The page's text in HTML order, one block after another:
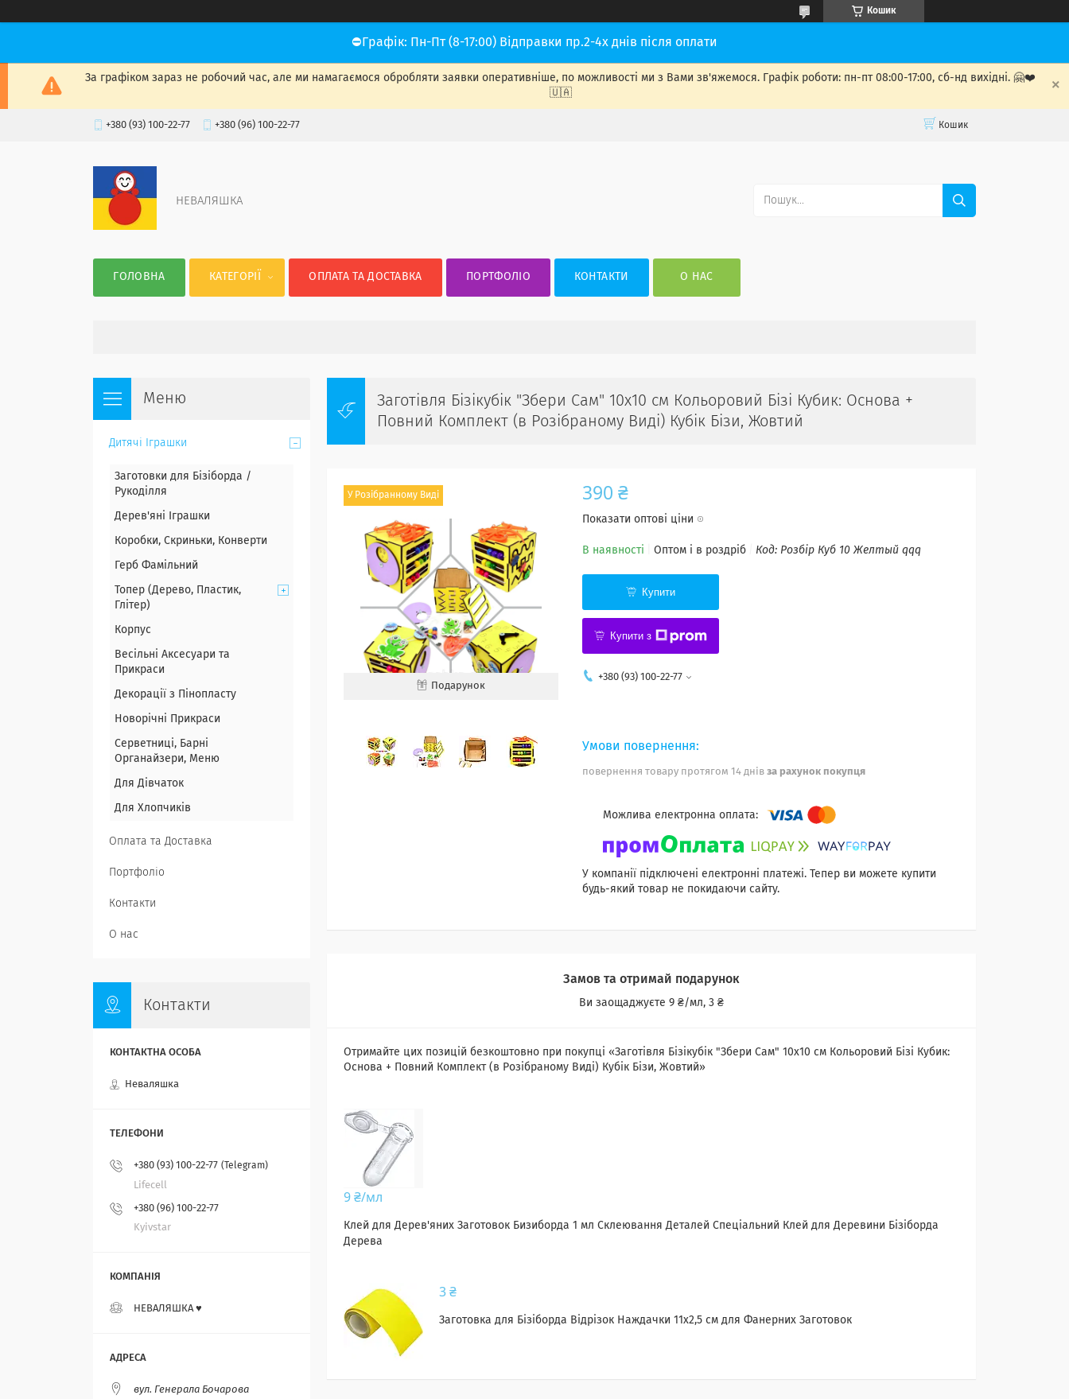
Кошик
⛔Графік: Пн-Пт (8-17:00) Відправки пр.2-4х днів після оплати
За графіком зараз не робочий час, але ми намагаємося обробляти заявки оперативніше, по можливості ми з Вами зв'яжемося. Графік роботи: пн-пт 08:00-17:00, сб-нд вихідні. 🤗❤️
🇺🇦
+380 (93) 100-22-77 +380 (96) 100-22-77 Кошик
НЕВАЛЯШКА
ГОЛОВНА КАТЕГОРІЇ ОПЛАТА ТА ДОСТАВКА ПОРТФОЛІО КОНТАКТИ О НАС
Заготівля Бізікубік "Збери Сам" 10х10 см Кольоровий Бізі Кубик: Основа +
Повний Комплект (в Розібраному Виді) Кубік Бізи, Жовтий
Подарунок
У Розібранному Виді 390 ₴
Показати оптові ціни
В наявності Оптом і в роздріб Код: Розбір Куб 10 Желтый qqq
Купити
Купити з
+380 (93) 100-22-77
повернення товару протягом 14 днів за рахунок покупця
У компанії підключені електронні платежі. Тепер ви можете купити
будь-який товар не покидаючи сайту.
Замов та отримай подарунок
Ви заощаджуєте 9 ₴/мл, 3 ₴
Отримайте цих позицій безкоштовно при покупці «Заготівля Бізікубік "Збери Сам" 10х10 см Кольоровий Бізі Кубик:
Основа + Повний Комплект (в Розібраному Виді) Кубік Бізи, Жовтий»
9 ₴/мл
Клей для Дерев'яних Заготовок Бизиборда 1 мл Склеювання Деталей Спеціальний Клей для Деревини Бізіборда
Дерева
3 ₴
Заготовка для Бізіборда Відрізок Наждачки 11х2,5 см для Фанерних Заготовок
Дитячі Іграшки
Заготовки для Бізіборда /
Рукоділля
Дерев'яні Іграшки
Коробки, Скриньки, Конверти
Герб Фамільний
Топер (Дерево, Пластик,
Глітер)
Корпус
Весільні Аксесуари та
Прикраси
Декорації з Пінопласту
Новорічні Прикраси
Серветниці, Барні
Органайзери, Меню
Для Дівчаток
Для Хлопчиків
Оплата та Доставка
Портфоліо
Контакти
О нас
Контакти
Неваляшка
+380 (93) 100-22-77 Telegram
Lifecell
+380 (96) 100-22-77
Kyivstar
НЕВАЛЯШКА ♥️
вул. Генерала Бочарова